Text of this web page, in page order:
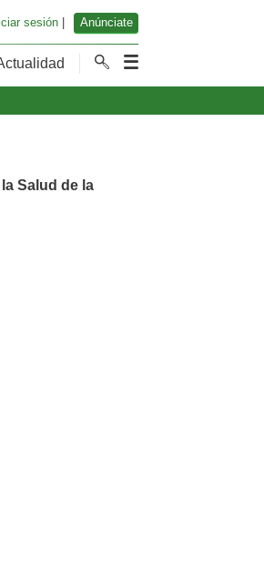
sesión| Anúnciate
Salud de la